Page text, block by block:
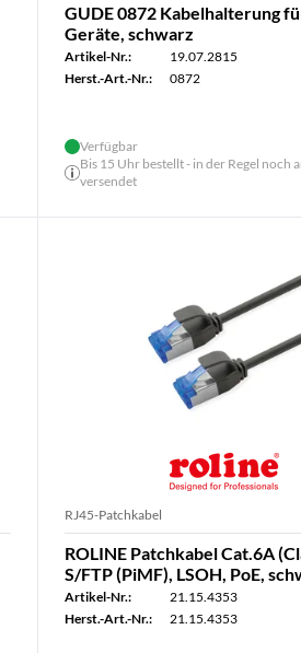
GUDE 0872 Kabelhalterung
Geräte, schwarz
Artikel-Nr.:
19.07.2815
Herst.-Art.-Nr.:
0872
Verfügbar
Bis 15 Uhr bestellt - in der Regel noch
versendet
RJ45-Patchkabel
ROLINE Patchkabel Cat.6A
S/FTP (PiMF), LSOH, PoE,
Artikel-Nr.:
21.15.4353
Herst.-Art.-Nr.:
21.15.4353